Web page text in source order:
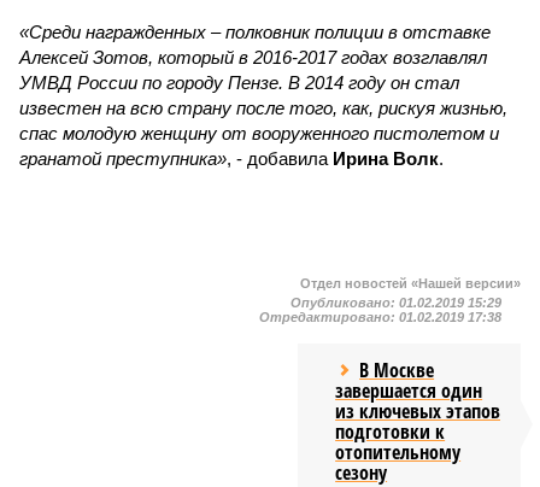
«Среди награжденных – полковник полиции в отставке
Алексей Зотов, который в 2016-2017 годах возглавлял
УМВД России по городу Пензе. В 2014 году он стал
известен на всю страну после того, как, рискуя жизнью,
спас молодую женщину от вооруженного пистолетом и
гранатой преступника», - добавила Ирина Волк.
Отдел новостей «Нашей версии»
Опубликовано: 01.02.2019 15:29
Отредактировано: 01.02.2019 17:38
В Москве
завершается один
из ключевых этапов
подготовки к
отопительному
сезону